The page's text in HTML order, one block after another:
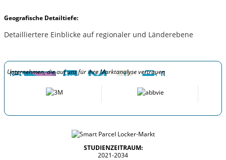
Geografische Detailtiefe:
Detailliertere Einblicke auf regionaler und Länderebene
Unternehmen, die auf uns für ihre Marktanalyse vertrauen
STUDIENZEITRAUM:
2021-2034